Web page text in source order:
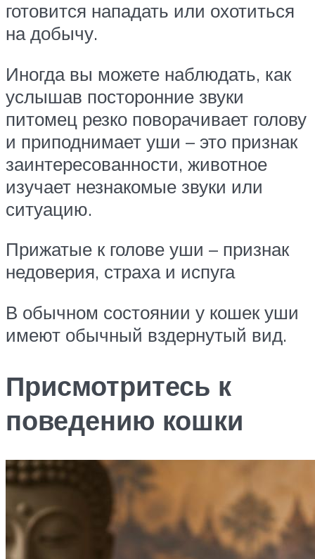
готовится нападать или охотиться
на добычу.
Иногда вы можете наблюдать, как
услышав посторонние звуки
питомец резко поворачивает голову
и приподнимает уши – это признак
заинтересованности, животное
изучает незнакомые звуки или
ситуацию.
Прижатые к голове уши – признак
недоверия, страха и испуга
В обычном состоянии у кошек уши
имеют обычный вздернутый вид.
Присмотритесь к
поведению кошки